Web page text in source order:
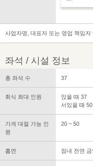
사업자명, 대표자 또는 영업 책임
좌석 / 시설 정보
총 좌석 수 37
회식 최대 인원
앉을 때 37
서있을 때 50
가게 대절 가능 인
원
20 ~ 50
흡연 점내 전면 금